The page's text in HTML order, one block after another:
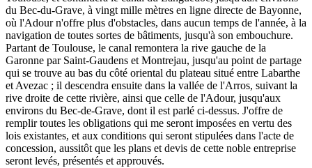
du Bec-du-Grave, à vingt mille mètres en ligne directe de Bayonne,
où l'Adour n'offre plus d'obstacles, dans aucun temps de l'année, à la
navigation de toutes sortes de bâtiments, jusqu'à son embouchure.
Partant de Toulouse, le canal remontera la rive gauche de la
Garonne par Saint-Gaudens et Montrejau, jusqu'au point de partage
qui se trouve au bas du côté oriental du plateau situé entre Labarthe
et Avezac ; il descendra ensuite dans la vallée de l'Arros, suivant la
rive droite de cette rivière, ainsi que celle de l'Adour, jusqu'aux
environs du Bec-de-Grave, dont il est parlé ci-dessus. J'offre de
remplir toutes les obligations qui me seront imposées en vertu des
lois existantes, et aux conditions qui seront stipulées dans l'acte de
concession, aussitôt que les plans et devis de cette noble entreprise
seront levés, présentés et approuvés.